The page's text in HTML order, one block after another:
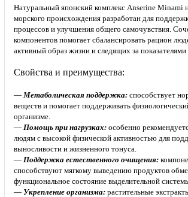
Натуральный японский комплекс Anserine Minami
морского происхождения разработан для
процессов и улучшения общего самочувствия.
компонентов помогает сбалансировать рацион
активный образ жизни и следящих за
Свойства и преимущества:
— Метаболическая поддержка:способствует
веществ и помогает поддерживать
организме.
— Помощь при нагрузках:особенно
людям с высокой физической активностью для
выносливости и жизненного тонуса.
— Поддержка естественного очищения:
способствуют мягкому выведению продуктов
функциональное состояние выделительной
— Укрепление организма:растительные